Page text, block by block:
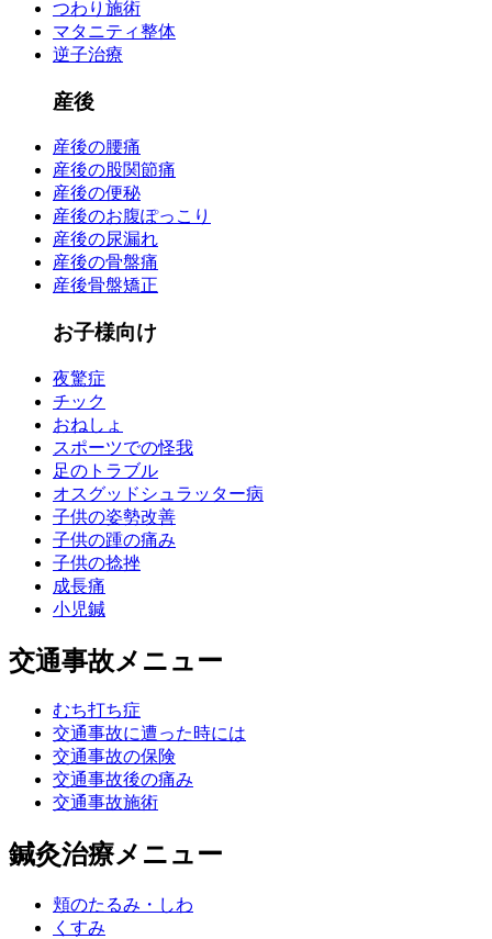
つわり施術
マタニティ整体
逆子治療
産後
産後の腰痛
産後の股関節痛
産後の便秘
産後のお腹ぽっこり
産後の尿漏れ
産後の骨盤痛
産後骨盤矯正
お子様向け
夜驚症
チック
おねしょ
スポーツでの怪我
足のトラブル
オスグッドシュラッター病
子供の姿勢改善
子供の踵の痛み
子供の捻挫
成長痛
小児鍼
交通事故メニュー
むち打ち症
交通事故に遭った時には
交通事故の保険
交通事故後の痛み
交通事故施術
鍼灸治療メニュー
頬のたるみ・しわ
くすみ